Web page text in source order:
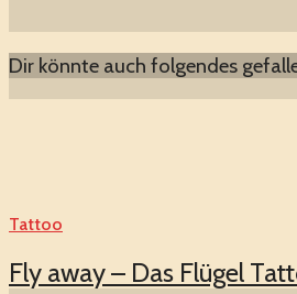
Dir könnte auch folgendes
Tattoo
Fly away – Das Flügel